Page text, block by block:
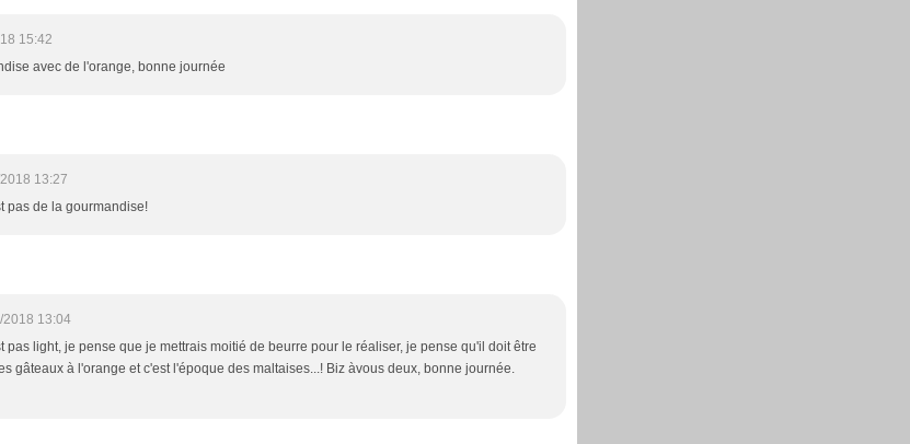
15:42
avec de l'orange, bonne journée
13:27
pas de la gourmandise!
2018 13:04
pas light, je pense que je mettrais moitié de beurre pour le réaliser, je pense qu'il doit être
gâteaux à l'orange et c'est l'époque des maltaises...! Biz àvous deux, bonne journée.